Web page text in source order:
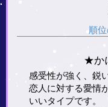
順
★か
感受性が強く、鋭
恋人に対する愛情
いいタイプです。